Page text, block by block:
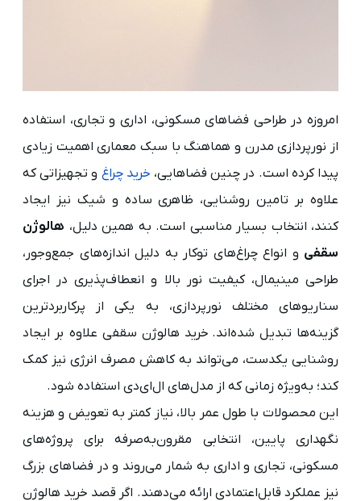
امروزه در طراحی فضاهای مسکونی، اداری و تجاری، استفاده
از نورپردازی مدرن و هماهنگ با سبک معماری اهمیت زیادی
پیدا کرده است. در چنین فضاهایی، خرید چراغ و تجهیزاتی که
علاوه بر تامین روشنایی، ظاهری ساده و شیک نیز ایجاد
کنند، انتخاب بسیار مناسبی است. به همین دلیل، هالوژن
سقفی و انواع چراغ‌های توکار به دلیل اندازه‌های جمع‌وجور،
طراحی مینیمال، کیفیت نور بالا و انعطاف‌پذیری در اجرای
سناریوهای مختلف نورپردازی، به یکی از پرکاربردترین
گزینه‌ها تبدیل شده‌اند. خرید هالوژن سقفی علاوه بر ایجاد
روشنایی یکدست، می‌تواند به کاهش مصرف انرژی نیز کمک
کند؛ به‌ویژه زمانی که از مدل‌های ال‌ای‌دی استفاده شود.
این محصولات با طول عمر بالا، نیاز کمتر به تعویض و هزینه
نگهداری پایین، انتخابی مقرون‌به‌صرفه برای پروژه‌های
مسکونی، تجاری و اداری به شمار می‌روند و در فضاهای بزرگ
نیز عملکرد قابل‌اعتمادی ارائه می‌دهند. اگر قصد خرید هالوژن